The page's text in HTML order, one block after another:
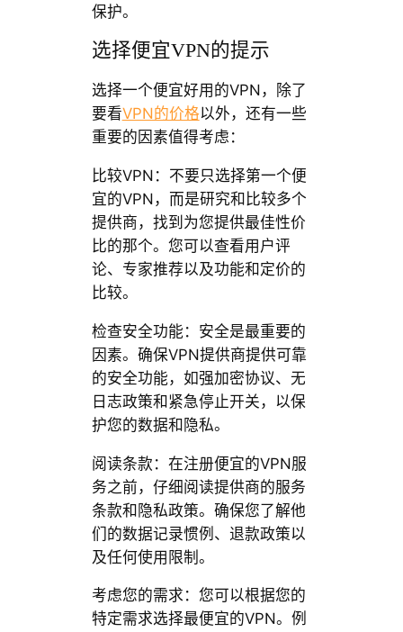
保护。
选择便宜VPN的提示
选择一个便宜好用的VPN，除了
要看VPN的价格以外，还有一些
重要的因素值得考虑：
比较VPN：不要只选择第一个便
宜的VPN，而是研究和比较多个
提供商，找到为您提供最佳性价
比的那个。您可以查看用户评
论、专家推荐以及功能和定价的
比较。
检查安全功能：安全是最重要的
因素。确保VPN提供商提供可靠
的安全功能，如强加密协议、无
日志政策和紧急停止开关，以保
护您的数据和隐私。
阅读条款：在注册便宜的VPN服
务之前，仔细阅读提供商的服务
条款和隐私政策。确保您了解他
们的数据记录惯例、退款政策以
及任何使用限制。
考虑您的需求：您可以根据您的
特定需求选择最便宜的VPN。例